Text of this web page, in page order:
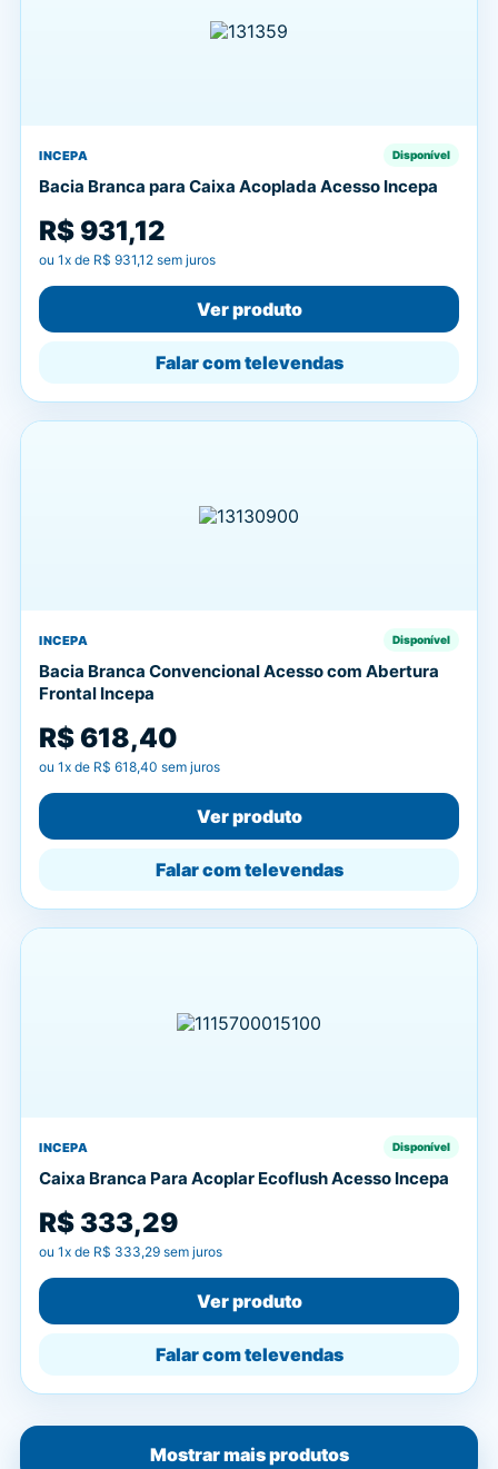
INCEPA Disponível
Bacia Branca para Caixa Acoplada Acesso Incepa
R$ 931,12
ou 1x de R$ 931,12 sem juros
Ver produto
Falar com televendas
INCEPA Disponível
Bacia Branca Convencional Acesso com Abertura
Frontal Incepa
R$ 618,40
ou 1x de R$ 618,40 sem juros
Ver produto
Falar com televendas
INCEPA Disponível
Caixa Branca Para Acoplar Ecoflush Acesso Incepa
R$ 333,29
ou 1x de R$ 333,29 sem juros
Ver produto
Falar com televendas
Mostrar mais produtos